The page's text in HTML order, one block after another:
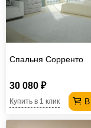
Спальня Сорренто
30 080 ₽
В
Купить в 1 клик